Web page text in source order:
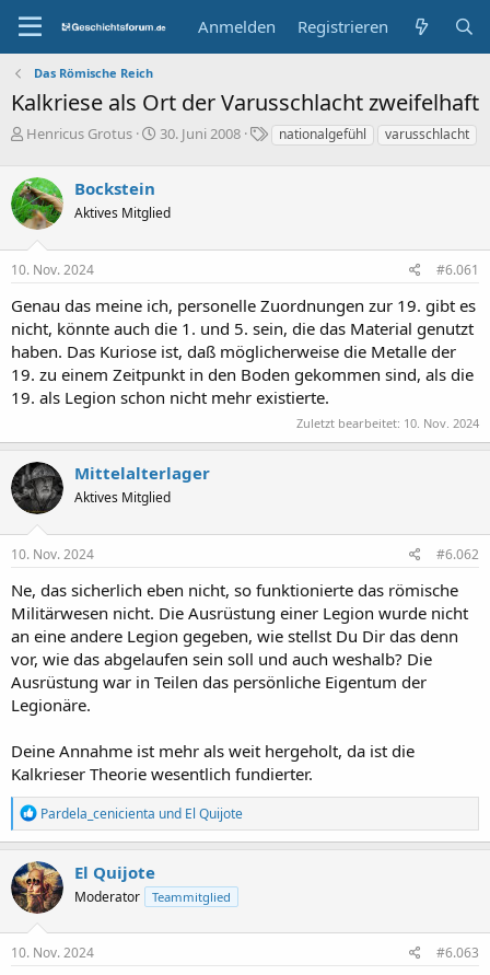
Anmelden Registrieren
Das Römische Reich
Kalkriese als Ort der Varusschlacht zweifelhaft
E
t
e
l
l
e
Henricus Grotus
E
e
l
m
30. Juni 2008
S
w
t
e
nationalgefühl varusschlacht
Bockstein
Aktives Mitglied
10. Nov. 2024 #6.061
Genau das meine ich, personelle Zuordnungen zur 19. gibt es
nicht, könnte auch die 1. und 5. sein, die das Material genutzt
haben. Das Kuriose ist, daß möglicherweise die Metalle der
19. zu einem Zeitpunkt in den Boden gekommen sind, als die
19. als Legion schon nicht mehr existierte.
Zuletzt bearbeitet: 10. Nov. 2024
Mittelalterlager
Aktives Mitglied
10. Nov. 2024 #6.062
Ne, das sicherlich eben nicht, so funktionierte das römische
Militärwesen nicht. Die Ausrüstung einer Legion wurde nicht
an eine andere Legion gegeben, wie stellst Du Dir das denn
vor, wie das abgelaufen sein soll und auch weshalb? Die
Ausrüstung war in Teilen das persönliche Eigentum der
Legionäre.
Deine Annahme ist mehr als weit hergeholt, da ist die
Kalkrieser Theorie wesentlich fundierter.
R
e
a
k
t
i
o
n
e
Pardela_cenicienta und El Quijote
El Quijote
Moderator Teammitglied
10. Nov. 2024 #6.063